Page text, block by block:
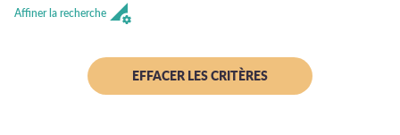
Affiner la recherche
EFFACER LES CRITÈRES